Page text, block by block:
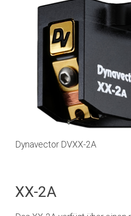
Dynavector DVXX-2A
XX-2A